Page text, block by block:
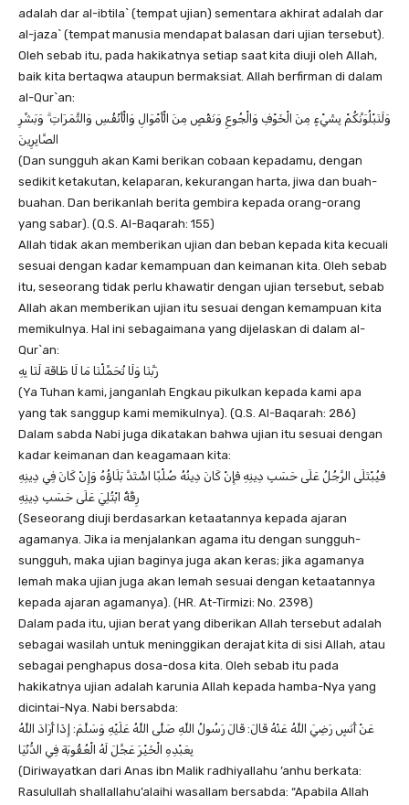
adalah dar al-ibtila` (tempat ujian) sementara akhirat adalah dar
al-jaza` (tempat manusia mendapat balasan dari ujian tersebut).
Oleh sebab itu, pada hakikatnya setiap saat kita diuji oleh Allah,
baik kita bertaqwa ataupun bermaksiat. Allah berfirman di dalam
al-Qur`an:
وَلَنَبْلُوَنَّكُمْ بِشَيْءٍ مِنَ الْخَوْفِ وَالْجُوعِ وَنَقْصٍ مِنَ الْأَمْوَالِ وَالْأَنْفُسِ وَالثَّمَرَاتِ ۗ وَبَشِّرِ
الصَّابِرِينَ
(Dan sungguh akan Kami berikan cobaan kepadamu, dengan
sedikit ketakutan, kelaparan, kekurangan harta, jiwa dan buah-
buahan. Dan berikanlah berita gembira kepada orang-orang
yang sabar). (Q.S. Al-Baqarah: 155)
Allah tidak akan memberikan ujian dan beban kepada kita kecuali
sesuai dengan kadar kemampuan dan keimanan kita. Oleh sebab
itu, seseorang tidak perlu khawatir dengan ujian tersebut, sebab
Allah akan memberikan ujian itu sesuai dengan kemampuan kita
memikulnya. Hal ini sebagaimana yang dijelaskan di dalam al-
Qur`an:
رَبَّنَا وَلَا تُحَمِّلْنَا مَا لَا طَاقَةَ لَنَا بِهِ
(Ya Tuhan kami, janganlah Engkau pikulkan kepada kami apa
yang tak sanggup kami memikulnya). (Q.S. Al-Baqarah: 286)
Dalam sabda Nabi juga dikatakan bahwa ujian itu sesuai dengan
kadar keimanan dan keagamaan kita:
فَيُبْتَلَى الرَّجُلُ عَلَى حَسَبِ دِينِهِ فَإِنْ كَانَ دِينُهُ صُلْبًا اشْتَدَّ بَلَاؤُهُ وَإِنْ كَانَ فِي دِينِهِ
رِقَّةٌ ابْتُلِيَ عَلَى حَسَبِ دِينِهِ
(Seseorang diuji berdasarkan ketaatannya kepada ajaran
agamanya. Jika ia menjalankan agama itu dengan sungguh-
sungguh, maka ujian baginya juga akan keras; jika agamanya
lemah maka ujian juga akan lemah sesuai dengan ketaatannya
kepada ajaran agamanya). (HR. At-Tirmizi: No. 2398)
Dalam pada itu, ujian berat yang diberikan Allah tersebut adalah
sebagai wasilah untuk meninggikan derajat kita di sisi Allah, atau
sebagai penghapus dosa-dosa kita. Oleh sebab itu pada
hakikatnya ujian adalah karunia Allah kepada hamba-Nya yang
dicintai-Nya. Nabi bersabda:
عَنْ أَنَسٍ رَضِيَ اللَّهُ عَنْهُ قَالَ: قَالَ رَسُولُ اللَّهِ صَلَّى اللَّهُ عَلَيْهِ وَسَلَّمَ: إِذَا أَرَادَ اللَّهُ
بِعَبْدِهِ الْخَيْرَ عَجَّلَ لَهُ الْعُقُوبَةَ فِي الدُّنْيَا
(Diriwayatkan dari Anas ibn Malik radhiyallahu ’anhu berkata:
Rasulullah shallallahu’alaihi wasallam bersabda: “Apabila Allah